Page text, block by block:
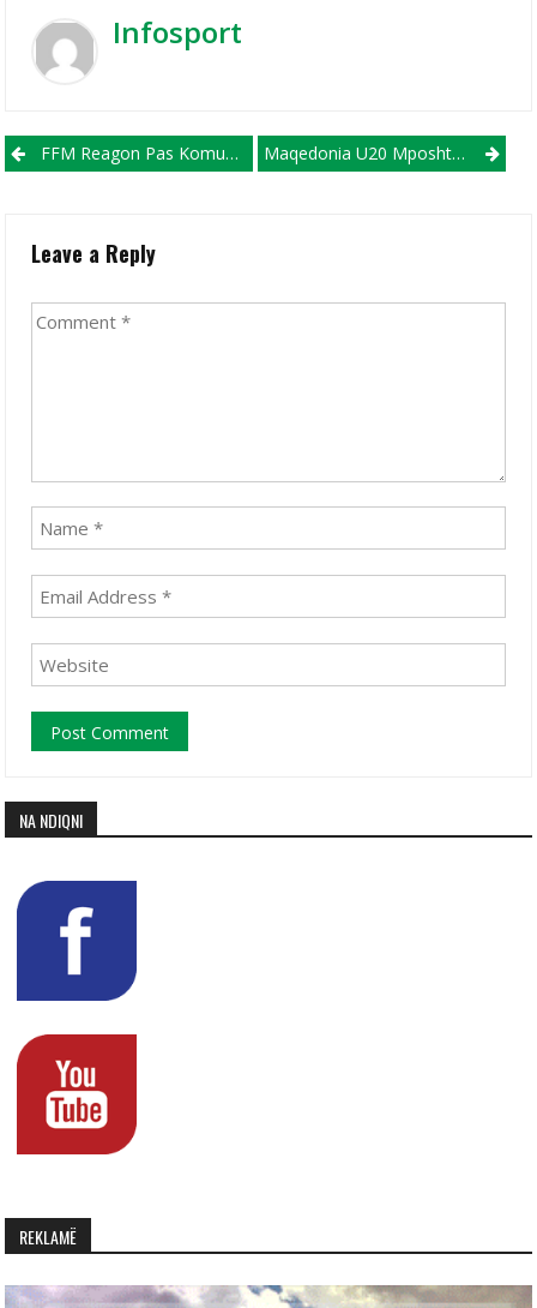
Infosport
Post navigation
FFM Reagon Pas Komunikatës Së Shkëndijës: Nuk Ka Më Si Më Parë, Integriteti I Garave Nuk Ka Çmim Maqedonia U20 Mposhtet Nga SHBA
Leave a Reply
NA NDIQNI
REKLAMË